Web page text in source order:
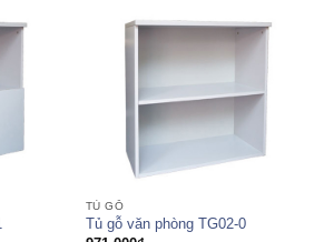
TỦ GỖ
Tủ gỗ văn phòng TG02-0